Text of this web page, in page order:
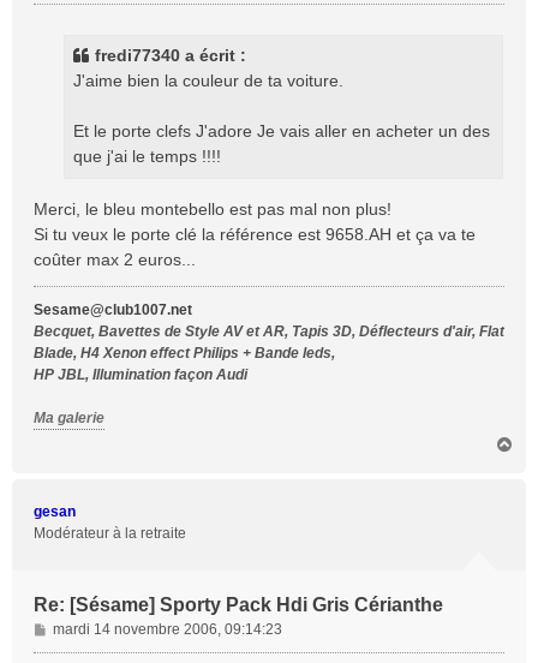
fredi77340 a écrit :
J'aime bien la couleur de ta voiture.
Et le porte clefs J'adore Je vais aller en acheter un des
que j'ai le temps !!!!
Merci, le bleu montebello est pas mal non plus!
Si tu veux le porte clé la référence est 9658.AH et ça va te
coûter max 2 euros...
Sesame@club1007.net
Becquet, Bavettes de Style AV et AR, Tapis 3D, Déflecteurs d'air, Flat
Blade, H4 Xenon effect Philips + Bande leds,
HP JBL, Illumination façon Audi
Ma galerie
gesan
Modérateur à la retraite
Re: [Sésame] Sporty Pack Hdi Gris Cérianthe
M
e
mardi 14 novembre 2006, 09:14:23